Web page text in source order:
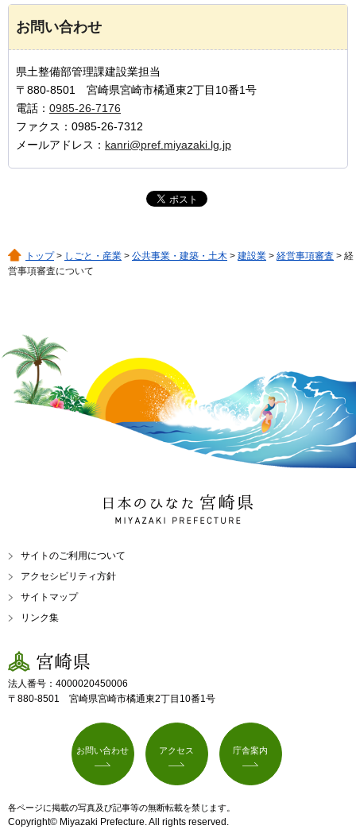
お問い合わせ
県土整備部管理課建設業担当
〒880-8501 宮崎県宮崎市橘通東2丁目10番1号
電話： 0985-26-7176
ファクス：0985-26-7312
メールアドレス： kanri@pref.miyazaki.lg.jp
トップ> しごと・産業 > 公共事業・建築・土木 > 建設業 > 経営事項審査 > 経
営事項審査について
日本のひなた 宮崎県
MIYAZAKI PREFECTURE
サイトのご利用について
アクセシビリティ方針
サイトマップ
リンク集
宮崎県
法人番号：4000020450006
〒880-8501 宮崎県宮崎市橘通東2丁目10番1号
お問い合わせ アクセス 庁舎案内
各ページに掲載の写真及び記事等の無断転載を禁じます。
Copyright© Miyazaki Prefecture. All rights reserved.